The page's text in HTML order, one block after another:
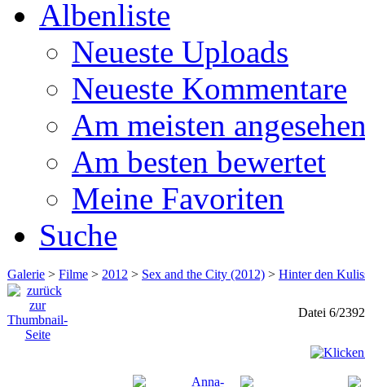
Albenliste
Neueste Uploads
Neueste Kommentare
Am meisten
Am besten bewertet
Meine Favoriten
Suche
Galerie > Filme > 2012 > Sex and the City (2012) > Hinter den
Datei 6/2392